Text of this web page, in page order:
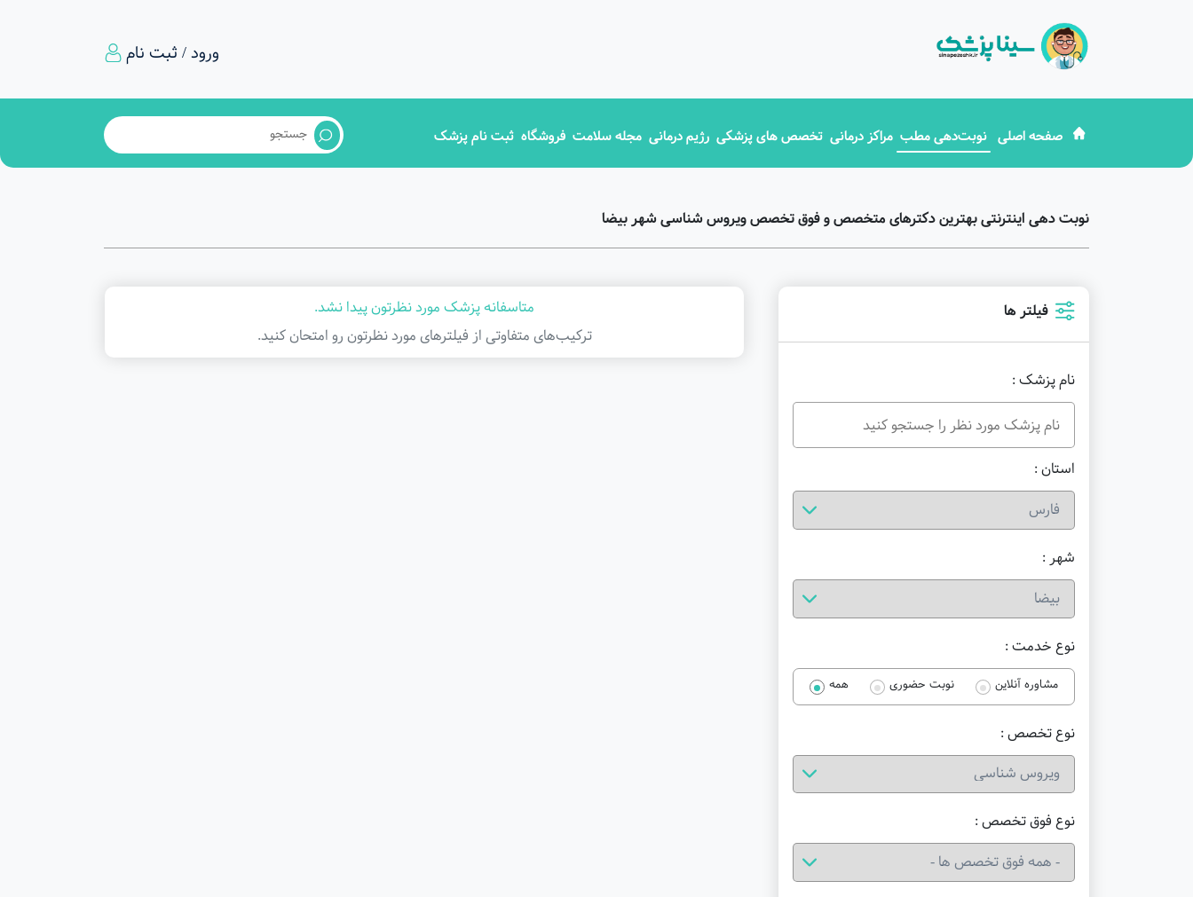
ورود / ثبت نام
صفحه اصلی نوبت‌دهی مطب مراکز درمانی تخصص های پزشکی رژیم درمانی مجله سلامت فروشگاه ثبت نام پزشک
نوبت دهی اینترنتی بهترین دکترهای متخصص و فوق تخصص ویروس شناسی شهر بیضا
فیلتر ها
نام پزشک :
استان :
شهر :
نوع خدمت :
مشاوره آنلاین نوبت حضوری همه
نوع تخصص :
نوع فوق تخصص :
متاسفانه پزشک مورد نظرتون پیدا نشد.
ترکیب‌های متفاوتی از فیلتر‌های مورد نظرتون رو امتحان کنید.